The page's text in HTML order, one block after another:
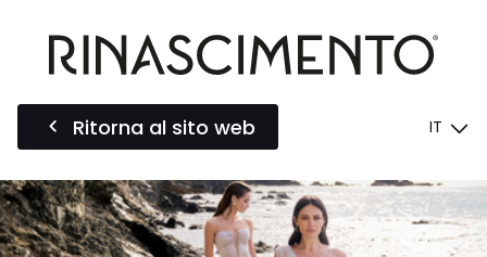
Ritorna al sito web IT